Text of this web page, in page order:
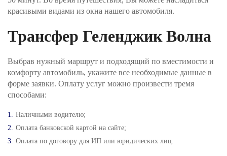
Шаг №4. После получения заявки, наш менеджер
свяжется с Вами для подверждения заказа и его
оплаты.
красивыми видами из окна нашего автомобиля.
Трансфер Геленджик Волна
Выбрав нужный маршрут и подходящий по вместимости и
комфорту автомобиль, укажите все необходимые данные в
форме заявки. Оплату услуг можно произвести тремя
способами:
Наличными водителю;
Оплата банковской картой на сайте;
Оплата по договору для ИП или юридических лиц.